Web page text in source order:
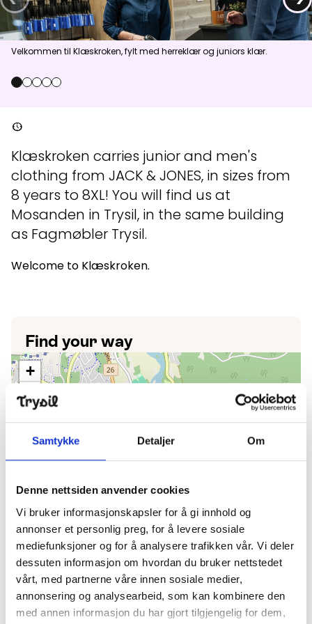
Samtykke Detaljer Om
Denne nettsiden anvender cookies
Vi bruker informasjonskapsler for å gi innhold og
annonser et personlig preg, for å levere sosiale
mediefunksjoner og for å analysere trafikken vår. Vi deler
dessuten informasjon om hvordan du bruker nettstedet
vårt, med partnerne våre innen sosiale medier,
annonsering og analysearbeid, som kan kombinere den
med annen informasjon du har gjort tilgjengelig for dem,
News
13
Open lifts
Weather and slope data is provided by fnugg ,Yr, Meteorological
Institute and NRK
Velkommen til Klæskroken, fylt med herreklær og juniors klær.
0 1 2 3 4
nest_clock_farsight_analog
Klæskroken carries junior and men's
clothing from JACK & JONES, in sizes from
8 years to 8XL! You will find us at
Mosanden in Trysil, in the same building
as Fagmøbler Trysil.
Welcome to Klæskroken.
Find your way
+
−
open_in_newSee more info here
open_in_newFollow us on Instagram